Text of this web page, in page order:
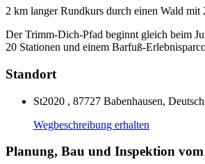
2 km langer Rundkurs durch einen Wald mit
Der Trimm-Dich-Pfad beginnt gleich beim
20 Stationen und einem Barfuß-
Standort
St2020 , 87727 Babenhausen,
Wegbeschreibung erhalten
Planung, Bau und Inspektion